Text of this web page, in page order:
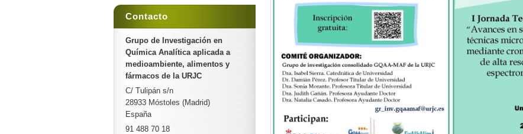
Contacto
Grupo de Investigación en
Química Analítica aplicada a
medioambiente, alimentos y
fármacos de la URJC
C/ Tulipán s/n
28933 Móstoles (Madrid)
España
91 488 70 18